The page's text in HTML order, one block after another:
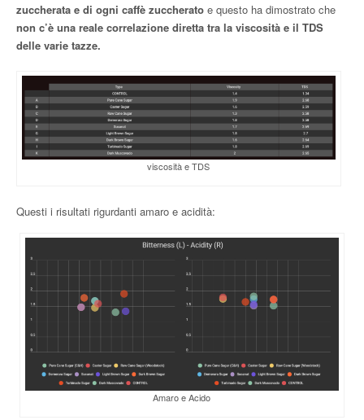
zuccherata e di ogni caffè zuccherato e questo ha dimostrato che
non c’è una reale correlazione diretta tra la viscosità e il TDS
delle varie tazze.
viscosità e TDS
Questi i risultati rigurdanti amaro e acidità:
Amaro e Acido